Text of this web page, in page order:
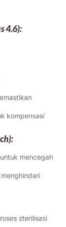
4.6):
kompensasi
mencegah
sterilisasi